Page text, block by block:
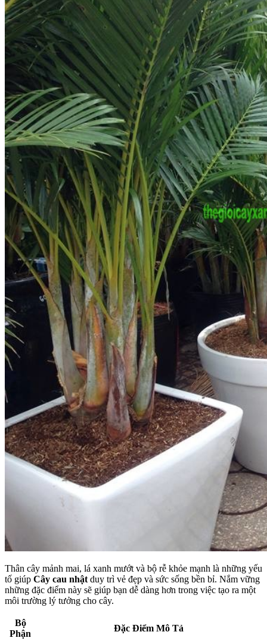
Thân cây mảnh mai, lá xanh mướt và bộ rễ khỏe mạnh là những yếu
tố giúp Cây cau nhật duy trì vẻ đẹp và sức sống bền bỉ. Nắm vững
những đặc điểm này sẽ giúp bạn dễ dàng hơn trong việc tạo ra một
môi trường lý tưởng cho cây.
Bộ
Phận
Đặc Điểm Mô Tả